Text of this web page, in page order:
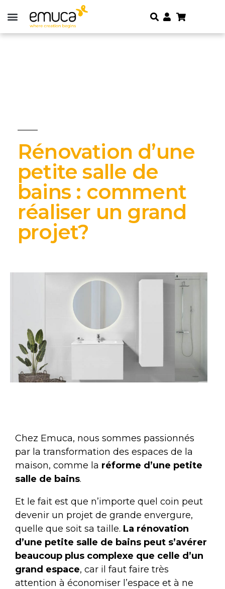
Rénovation d’une
petite salle de
bains : comment
réaliser un grand
projet?
Chez Emuca, nous sommes passionnés
par la transformation des espaces de la
maison, comme la réforme d’une petite
salle de bains.
Et le fait est que n’importe quel coin peut
devenir un projet de grande envergure,
quelle que soit sa taille. La rénovation
d’une petite salle de bains peut s’avérer
beaucoup plus complexe que celle d’un
grand espace, car il faut faire très
attention à économiser l’espace et à ne